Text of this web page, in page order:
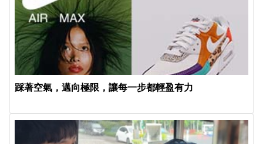
踩著空氣，邁向極限，讓每一步都輕盈有力